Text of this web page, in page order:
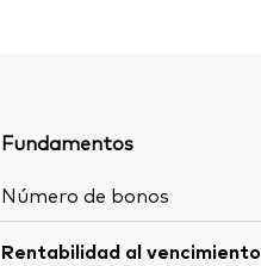
Fundamentos
Número de bonos
Rentabilidad al vencimiento